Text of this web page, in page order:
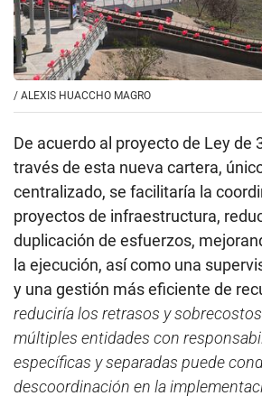
De acuerdo al proyecto de Ley de
través de esta nueva cartera,
centralizado, se facilitaría la
proyectos de infraestructura,
duplicación de esfuerzos,
la ejecución, así como una
y una gestión más eficiente de
reduciría los retrasos y
múltiples entidades con
específicas y separadas puede
descoordinación en la
de infraestructura, desde la
ejecución y pos evaluación”, se
documento. En la propuesta
de referencia las experiencias de
Obras Públicas de Chile,